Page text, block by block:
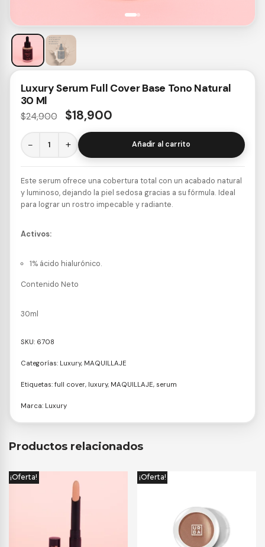
Luxury Serum Full Cover Base Tono Natural
30 Ml
$24,900 $18,900
− + Añadir al carrito
Este serum ofrece una cobertura total con un acabado natural
y luminoso, dejando la piel sedosa gracias a su fórmula. Ideal
para lograr un rostro impecable y radiante.
Activos:
1% ácido hialurónico.
Contenido Neto
30ml
SKU: 6708
Categorías: Luxury, MAQUILLAJE
Etiquetas: full cover, luxury, MAQUILLAJE, serum
Marca: Luxury
Productos relacionados
¡Oferta! ¡Oferta!